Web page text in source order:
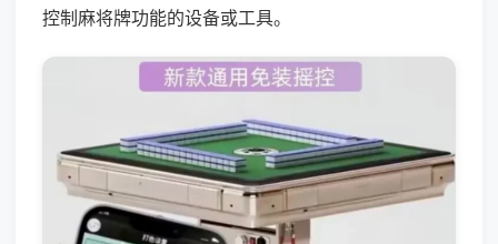
控制麻将牌功能的设备或工具。